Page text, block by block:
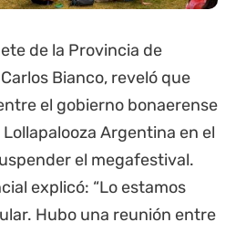
de la Provincia de
Carlos Bianco, reveló que
el gobierno bonaerense
Argentina en el
el megafestival.
explicó: “Lo estamos
Hubo una reunión entre